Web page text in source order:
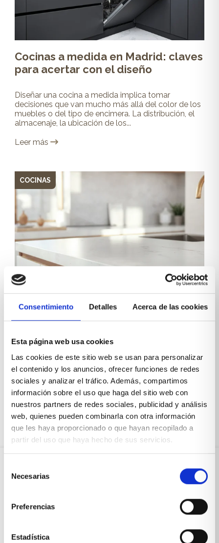
Consentimiento Detalles Acerca de las cookies
Esta página web usa cookies
Las cookies de este sitio web se usan para personalizar
el contenido y los anuncios, ofrecer funciones de redes
sociales y analizar el tráfico. Además, compartimos
información sobre el uso que haga del sitio web con
nuestros partners de redes sociales, publicidad y análisis
web, quienes pueden combinarla con otra información
que les haya proporcionado o que hayan recopilado a
partir del uso que haya hecho de sus servicios.
Necesarias
Preferencias
Estadística
Cocinas a medida en Madrid: claves
para acertar con el diseño
Diseñar una cocina a medida implica tomar
decisiones que van mucho más allá del color de los
muebles o del tipo de encimera. La distribución, el
almacenaje, la ubicación de los...
Leer más
COCINAS
Cómo combinar el mobiliario y la
encimera en una cocina: guía de
una cocina es una de las decisiones más
importantes dentro de cualquier proyecto, porque
de esa relación depende buena parte del estilo, la...
Sobre Xíkara
Blog